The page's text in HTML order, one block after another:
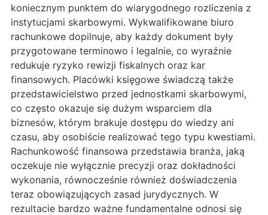
koniecznym punktem do wiarygodnego rozliczenia z
instytucjami skarbowymi. Wykwalifikowane biuro
rachunkowe dopilnuje, aby każdy dokument były
przygotowane terminowo i legalnie, co wyraźnie
redukuje ryzyko rewizji fiskalnych oraz kar
finansowych. Placówki księgowe świadczą także
przedstawicielstwo przed jednostkami skarbowymi,
co często okazuje się dużym wsparciem dla
biznesów, którym brakuje dostępu do wiedzy ani
czasu, aby osobiście realizować tego typu kwestiami.
Rachunkowość finansowa przedstawia branża, jaką
oczekuje nie wyłącznie precyzji oraz dokładności
wykonania, równocześnie również doświadczenia
teraz obowiązujących zasad jurydycznych. W
rezultacie bardzo ważne fundamentalne odnosi się